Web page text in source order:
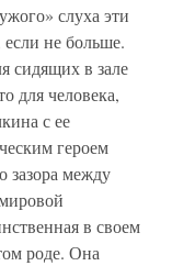
слуха эти
не больше.
сидящих в зале
для человека,
с ее
героем
между
в своем
роде. Она